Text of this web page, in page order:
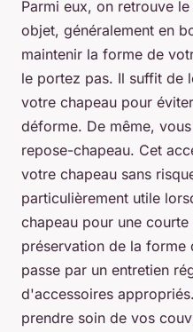
Parmi eux, on retrouve le
objet, généralement en
maintenir la forme de
le portez pas. Il suffit de
votre chapeau pour
déforme. De même,
repose-chapeau. Cet
votre chapeau sans
particulièrement utile
chapeau pour une
préservation de la forme
passe par un entretien
d'accessoires
prendre soin de vos